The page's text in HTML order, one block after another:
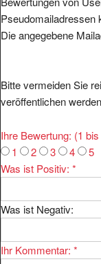
Pseudomailadressen
Die angegebene
Bitte vermeiden Sie
veröffentlichen
Ihre Bewertung: (1
1
2 3 4
5
Was ist Positiv: *
Was ist Negativ:
Ihr Kommentar: *